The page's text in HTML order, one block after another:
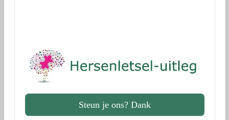
Steun je ons? Dank